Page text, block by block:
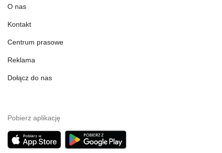
O nas
Kontakt
Centrum prasowe
Reklama
Dołącz do nas
Pobierz aplikację